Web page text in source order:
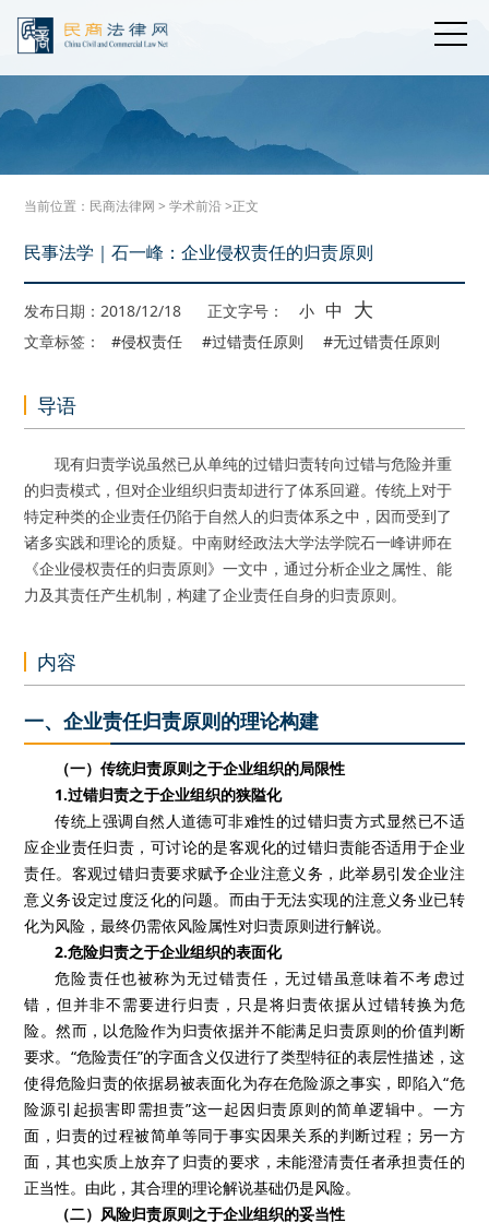
当前位置： 民商法律网 >学术前沿>正文
民事法学｜石一峰：企业侵权责任的归责原则
发布日期：2018/12/18 正文字号： 小 中 大
文章标签： #侵权责任 #过错责任原则 #无过错责任原则
导语
现有归责学说虽然已从单纯的过错归责转向过错与危险并重
的归责模式，但对企业组织归责却进行了体系回避。传统上对于
特定种类的企业责任仍陷于自然人的归责体系之中，因而受到了
诸多实践和理论的质疑。中南财经政法大学法学院石一峰讲师在
《企业侵权责任的归责原则》一文中，通过分析企业之属性、能
力及其责任产生机制，构建了企业责任自身的归责原则。
内容
一、企业责任归责原则的理论构建
（一）传统归责原则之于企业组织的局限性
1.过错归责之于企业组织的狭隘化
传统上强调自然人道德可非难性的过错归责方式显然已不适
应企业责任归责，可讨论的是客观化的过错归责能否适用于企业
责任。客观过错归责要求赋予企业注意义务，此举易引发企业注
意义务设定过度泛化的问题。而由于无法实现的注意义务业已转
化为风险，最终仍需依风险属性对归责原则进行解说。
2.危险归责之于企业组织的表面化
危险责任也被称为无过错责任，无过错虽意味着不考虑过
错，但并非不需要进行归责，只是将归责依据从过错转换为危
险。然而，以危险作为归责依据并不能满足归责原则的价值判断
要求。“危险责任”的字面含义仅进行了类型特征的表层性描述，这
使得危险归责的依据易被表面化为存在危险源之事实，即陷入“危
险源引起损害即需担责”这一起因归责原则的简单逻辑中。一方
面，归责的过程被简单等同于事实因果关系的判断过程；另一方
面，其也实质上放弃了归责的要求，未能澄清责任者承担责任的
正当性。由此，其合理的理论解说基础仍是风险。
（二）风险归责原则之于企业组织的妥当性